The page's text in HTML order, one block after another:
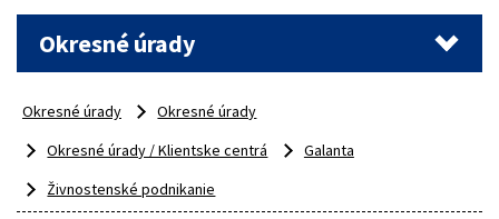
Okresné úrady
Okresné úrady
Okresné úrady
Okresné úrady / Klientske centrá
Galanta
Živnostenské podnikanie